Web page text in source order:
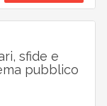
sfide e
pubblico